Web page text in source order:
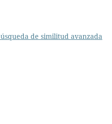
de similitud avanzada